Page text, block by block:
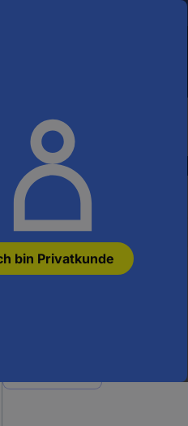
bin Privatkunde
Elektronik